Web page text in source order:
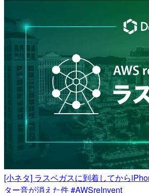
[小ネタ] ラスベガスに到着してから
ター音が消えた件 #AWSreInvent